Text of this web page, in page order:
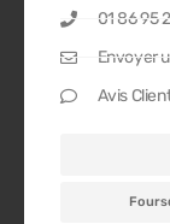
01 86 95
Envoyer
Avis